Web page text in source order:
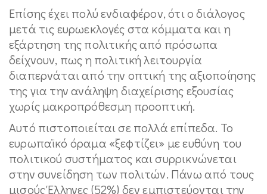
Επίσης έχει πολύ ενδιαφέρον, ότι ο διάλογος
μετά τις ευρωεκλογές στα κόμματα και η
εξάρτηση της πολιτικής από πρόσωπα
δείχνουν, πως η πολιτική λειτουργία
διαπερνάται από την οπτική της αξιοποίησης
της για την ανάληψη διαχείρισης εξουσίας
χωρίς μακροπρόθεσμη προοπτική.
Αυτό πιστοποιείται σε πολλά επίπεδα. Το
ευρωπαϊκό όραμα «ξεφτίζει» με ευθύνη του
πολιτικού συστήματος και συρρικνώνεται
στην συνείδηση των πολιτών. Πάνω από τους
μισούς Έλληνες (52%) δεν εμπιστεύονται την